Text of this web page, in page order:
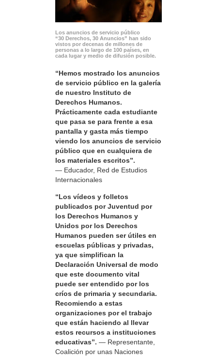
Los anuncios de servicio público
“30 Derechos, 30 Anuncios” han sido
vistos por decenas de millones de
personas a lo largo de 100 países, en
cada lugar y medio de difusión posible.
“Hemos mostrado los anuncios
de servicio público en la galería
de nuestro Instituto de
Derechos Humanos.
Prácticamente cada estudiante
que pasa se para frente a esa
pantalla y gasta más tiempo
viendo los anuncios de servicio
público que en cualquiera de
los materiales escritos”.
— Educador, Red de Estudios
Internacionales
“Los vídeos y folletos
publicados por Juventud por
los Derechos Humanos y
Unidos por los Derechos
Humanos pueden ser útiles en
escuelas públicas y privadas,
ya que simplifican la
Declaración Universal de modo
que este documento vital
puede ser entendido por los
críos de primaria y secundaria.
Recomiendo a estas
organizaciones por el trabajo
que están haciendo al llevar
estos recursos a instituciones
educativas”. — Representante,
Coalición por unas Naciones